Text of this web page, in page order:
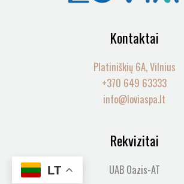
Kontaktai
Platiniškių 6A, Vilnius
+370 649 63333
info@loviaspa.lt
Rekvizitai
UAB Oazis-AT
LT